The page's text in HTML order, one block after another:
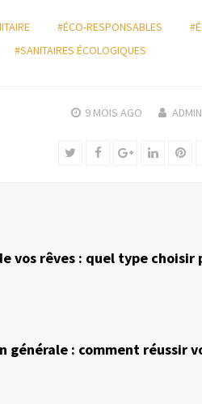
#ÉCO-RESPONSABLES
#SANITAIRES ÉCOLOGIQUES
9 MOIS AGO
TwitterFacebookGoogle+LinkedIn
vos rêves : quel type
générale : comment réussir